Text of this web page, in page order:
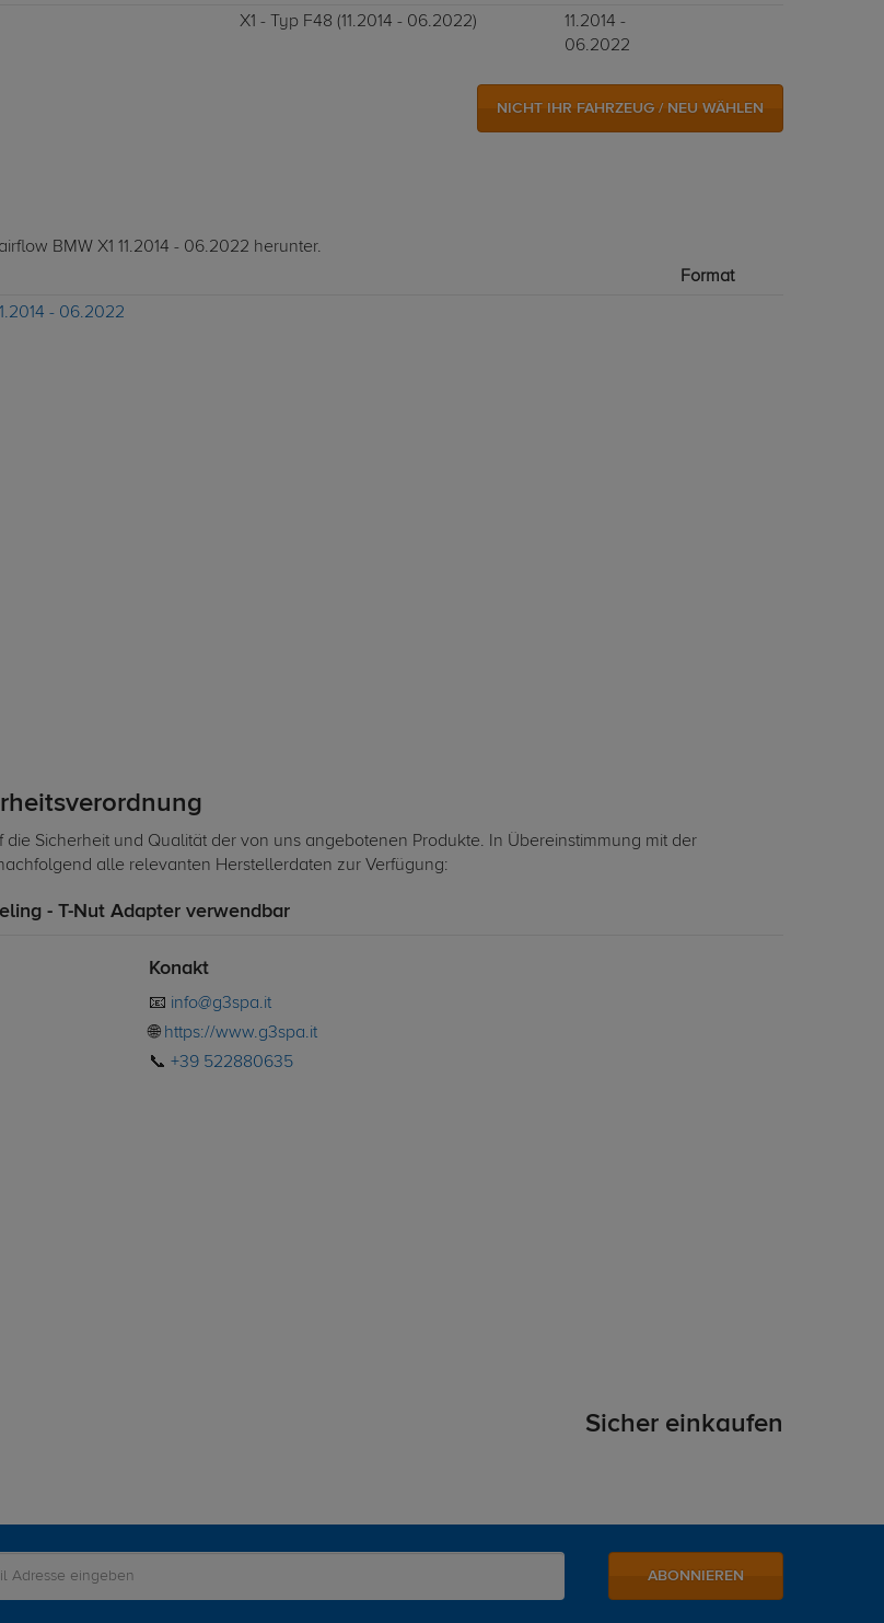
X1 - Typ F48 (11.2014 - 06.2022)
11.2014 -
06.2022
NICHT IHR FAHRZEUG / NEU WÄHLEN
BMW X1 11.2014 - 06.2022 herunter.
Format
- 06.2022
Sicherheit und Qualität der von uns angebotenen Produkte. In Übereinstimmung mit der
alle relevanten Herstellerdaten zur Verfügung:
- T-Nut Adapter verwendbar
Konakt
📧 info@g3spa.it
🌐 https://www.g3spa.it
📞 +39 522880635
Sicher einkaufen
ABONNIEREN